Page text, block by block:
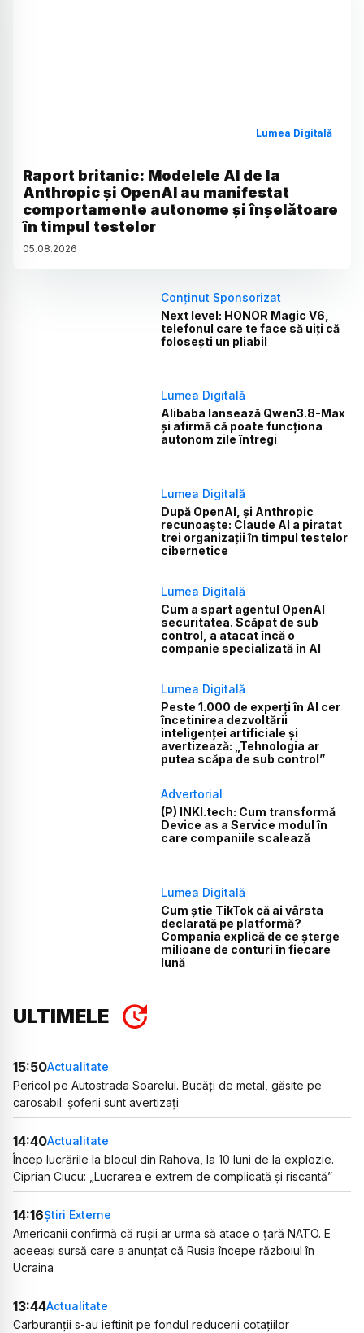
Lumea Digitală
Raport britanic: Modelele AI de la
Anthropic și OpenAI au manifestat
comportamente autonome și înșelătoare
în timpul testelor
05.08.2026
Conținut Sponsorizat
Next level: HONOR Magic V6,
telefonul care te face să uiți că
folosești un pliabil
Lumea Digitală
Alibaba lansează Qwen3.8-Max
și afirmă că poate funcționa
autonom zile întregi
Lumea Digitală
După OpenAI, și Anthropic
recunoaște: Claude AI a piratat
trei organizații în timpul testelor
cibernetice
Lumea Digitală
Cum a spart agentul OpenAI
securitatea. Scăpat de sub
control, a atacat încă o
companie specializată în AI
Lumea Digitală
Peste 1.000 de experți în AI cer
încetinirea dezvoltării
inteligenței artificiale și
avertizează: „Tehnologia ar
putea scăpa de sub control”
Advertorial
(P) INKI.tech: Cum transformă
Device as a Service modul în
care companiile scalează
Lumea Digitală
Cum știe TikTok că ai vârsta
declarată pe platformă?
Compania explică de ce șterge
milioane de conturi în fiecare
lună
ULTIMELE
15:50Actualitate
Pericol pe Autostrada Soarelui. Bucăți de metal, găsite pe
carosabil: șoferii sunt avertizați
14:40Actualitate
Încep lucrările la blocul din Rahova, la 10 luni de la explozie.
Ciprian Ciucu: „Lucrarea e extrem de complicată și riscantă”
14:16Știri Externe
Americanii confirmă că rușii ar urma să atace o țară NATO. E
aceeași sursă care a anunțat că Rusia începe războiul în
Ucraina
13:44Actualitate
Carburanții s-au ieftinit pe fondul reducerii cotațiilor